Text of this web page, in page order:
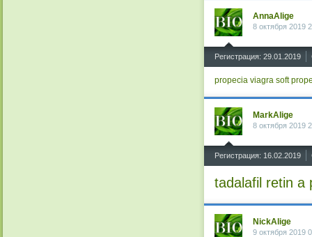
AnnaAlige
8 октября 2019
Регистрация: 29.01.2019
propecia viagra soft
MarkAlige
8 октября 2019
Регистрация: 16.02.2019
tadalafil retin a
NickAlige
9 октября 2019